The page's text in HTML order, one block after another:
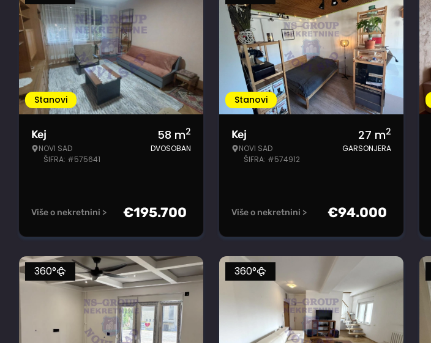
Stanovi
Kej
NOVI SAD
ŠIFRA: #575641
58 m2
DVOSOBAN
Više o nekretnini > €195.700
Stanovi
Kej
NOVI SAD
ŠIFRA: #574912
27 m2
GARSONJERA
Više o nekretnini > €94.000
360° 360°